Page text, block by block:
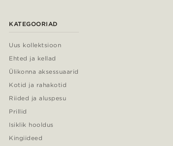
KATEGOORIAD
Uus kollektsioon
Ehted ja kellad
Ülikonna aksessuaarid
Kotid ja rahakotid
Riided ja aluspesu
Prillid
Isiklik hooldus
Kingiideed